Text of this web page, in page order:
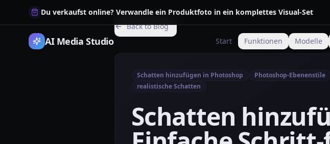
Du verkaufst online? Verwandle ein Produktfoto in ein komplettes Visual-Set
AI Media Studio Start Funktionen Modelle
Back to Blog
Schatten hinzufügen in Photoshop Photoshop-Ebenenstile
realistische Schatten
Schatten